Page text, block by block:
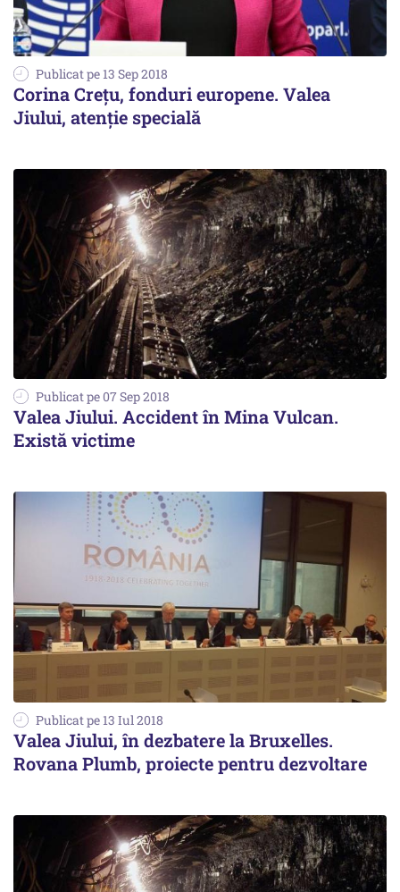
Publicat pe 13 Sep 2018
Corina Crețu, fonduri europene. Valea
Jiului, atenție specială
Publicat pe 07 Sep 2018
Valea Jiului. Accident în Mina Vulcan.
Există victime
Publicat pe 13 Iul 2018
Valea Jiului, în dezbatere la Bruxelles.
Rovana Plumb, proiecte pentru dezvoltare